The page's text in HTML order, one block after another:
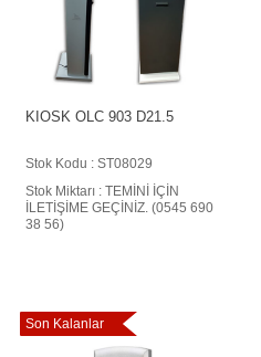
KIOSK OLC 903 D21.5
Stok Kodu : ST08029
Stok Miktarı : TEMİNİ İÇİN
İLETİŞİME GEÇİNİZ. (0545 690
38 56)
Son Kalanlar